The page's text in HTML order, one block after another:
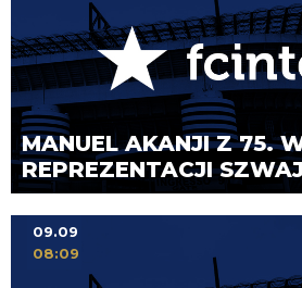
MANUEL AKANJI Z 75.
REPREZENTACJI
09.09
08:09